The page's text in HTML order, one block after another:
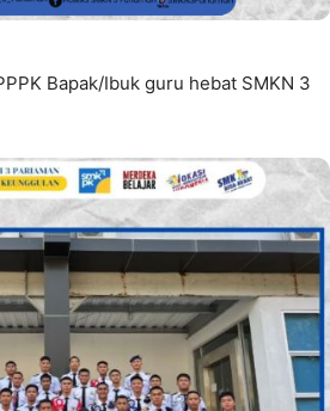
Bapak/Ibuk guru hebat SMKN 3